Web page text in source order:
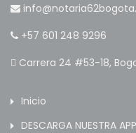
+57 601 248 9296
Carrera 24 #53-18,
Inicio
DESCARGA NUESTRA APP